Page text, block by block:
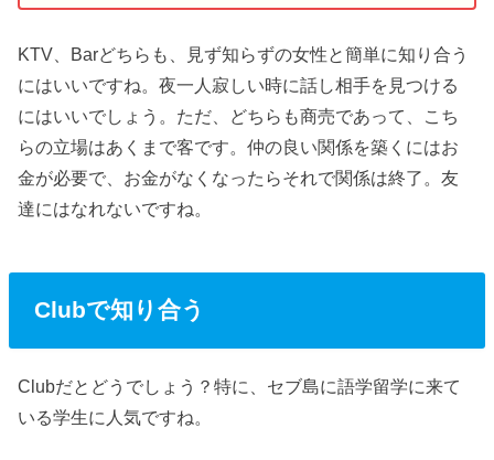
KTV、Barどちらも、見ず知らずの女性と簡単に知り合う
にはいいですね。夜一人寂しい時に話し相手を見つける
にはいいでしょう。ただ、どちらも商売であって、こち
らの立場はあくまで客です。仲の良い関係を築くにはお
金が必要で、お金がなくなったらそれで関係は終了。友
達にはなれないですね。
Clubで知り合う
Clubだとどうでしょう？特に、セブ島に語学留学に来て
いる学生に人気ですね。